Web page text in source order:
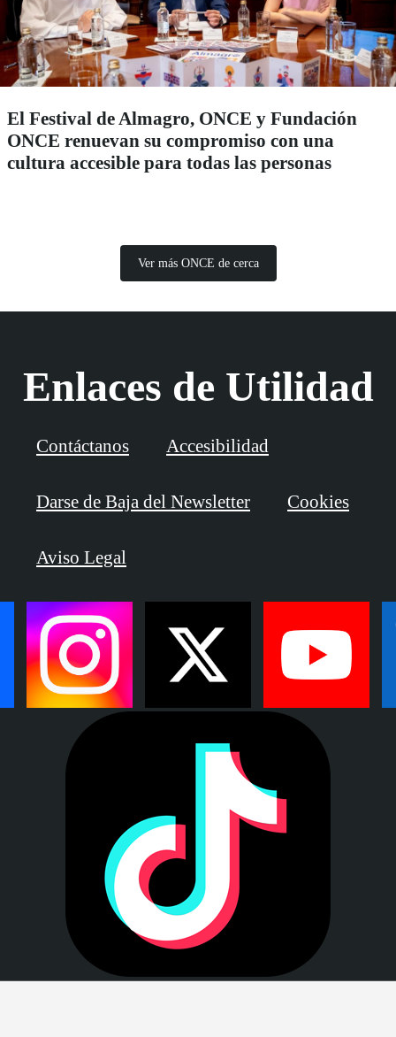
El Festival de Almagro, ONCE y Fundación
ONCE renuevan su compromiso con una
cultura accesible para todas las personas
Ver más ONCE de cerca
Enlaces de Utilidad
Contáctanos Accesibilidad
Darse de Baja del Newsletter Cookies
Aviso Legal